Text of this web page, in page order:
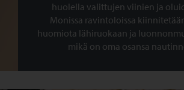
huolella valittujen viinien ja
Monissa ravintoloissa
huomiota lähiruokaan ja
mikä on oma osansa